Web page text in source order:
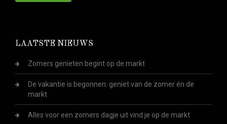
LAATSTE NIEUWS
Zomers genieten begint op de markt
De vakantie is begonnen: geniet van de zomer én de
markt
Alles voor een zomers dagje uit vind je op de markt